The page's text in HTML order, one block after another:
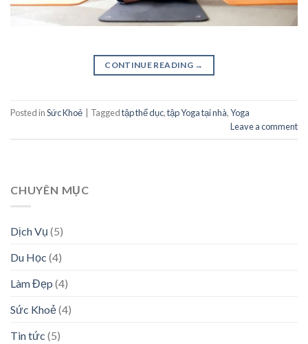
CONTINUE READING →
Posted inSức Khoẻ Taggedtập thể dục,tập Yoga tại nhà,Yoga
Leave a comment
CHUYÊN MỤC
Dịch Vụ (5)
Du Học (4)
Làm Đẹp (4)
Sức Khoẻ(4)
Tin tức (5)